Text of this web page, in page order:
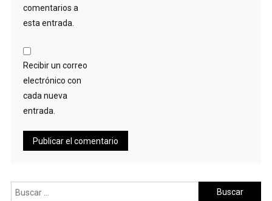
comentarios a
esta entrada.
Recibir un correo
electrónico con
cada nueva
entrada.
Buscar: